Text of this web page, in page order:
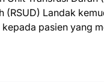
(RSUD) Landak
pasien yang